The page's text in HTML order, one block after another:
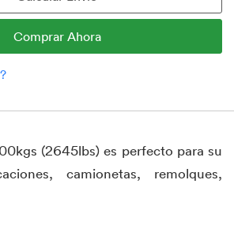
(2645lbs) es perfecto para su
camionetas, remolques,